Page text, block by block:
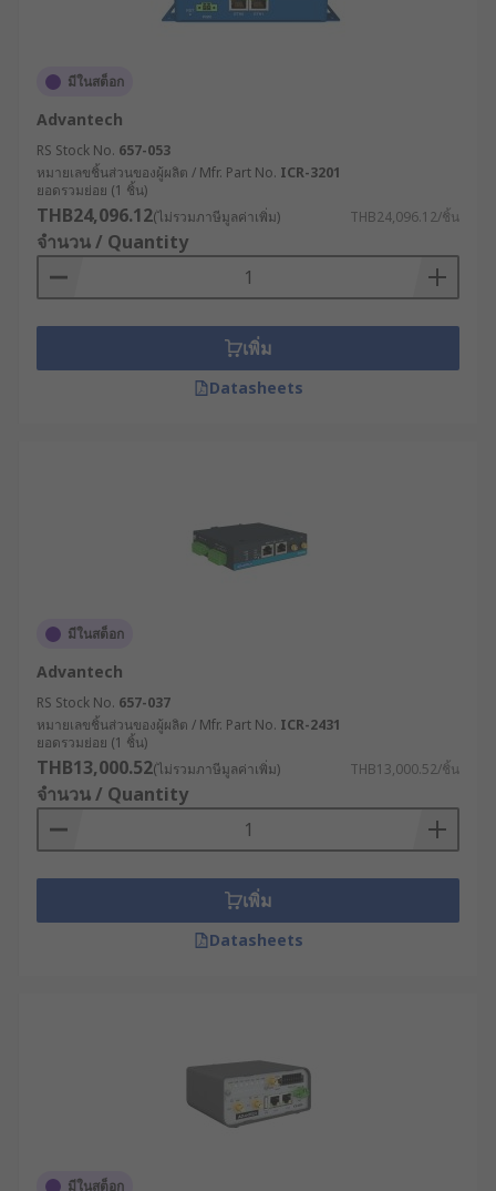
ระบบตรวจจับและป้องกันการบุกรุก
ระบบของคุณใช้โปรโตคอลเฉพาะทาง
UA ควรเลือกโมเด็ม WiFi ที่รองรับหรือสามารถ
ปรับแต่งให้ทำงานร่วมกันได้
คำนึงถึงความง่ายในการบริหารจัดการ :
พิจารณาว่าเราเตอร์มีระบบบริหารจัดการที่ใช้
งานง่ายหรือไม่ สามารถจัดการผ่านเว็บอินเท
อร์เฟซหรือซอฟต์แวร์จัดการแบบรวมศูนย์ได้หรือ
ไม่
ประเมินความคุ้มค่าในระยะยาว : นอกจากราคา
ซื้อแล้ว ควรพิจารณาต้นทุนการใช้งานตลอดอายุ
การใช้งาน (TCO) ซึ่งรวมถึงค่าบำรุงรักษา, การ
ยนต์ชั้นนำใช้เราเตอร์ 4G พร้อมระบบ VPN เพื่อ
อุตสาหกรรมเข้ากับระบบ MES (Manufacturing
Execution System) ทำให้สามารถติดตามและ
ควบคุมกระบวนการผลิตได้แบบเรียลไทม์ แม้ใน
จุดที่การเดินสายเคเบิลทำได้ยาก
พลังงานและสาธารณูปโภค : บริษัทผลิตไฟฟ้าใช้
เราเตอร์ความเร็วสูงที่มีระบบ Dual SIM เพื่อ
เชื่อมต่อกับกังหันลมที่ตั้งอยู่ในพื้นที่ห่างไกล ช่วย
ให้วิศวกรสามารถตรวจสอบประสิทธิภาพการ
ทำงานและทำการบำรุงรักษาเชิงป้องกันได้โดย
ไม่ต้องเดินทางไปยังสถานที่จริง
เกษตรกรรมสมัยใหม่ : ฟาร์มอัจฉริยะใช้เราเตอร์
กระจายสัญญาณ WiFi เพื่อเชื่อมต่อกับเซ็นเซอร์ที่
มีในสต็อก
Advantech
RS Stock No. 657-053
หมายเลขชิ้นส่วนของผู้ผลิต / Mfr. Part No. ICR-3201
ยอดรวมย่อย (1 ชิ้น)
THB24,096.12(ไม่รวมภาษีมูลค่าเพิ่ม) THB24,096.12/ชิ้น
จำนวน / Quantity
เพิ่ม
Datasheets
มีในสต็อก
Advantech
RS Stock No. 657-037
หมายเลขชิ้นส่วนของผู้ผลิต / Mfr. Part No. ICR-2431
ยอดรวมย่อย (1 ชิ้น)
THB13,000.52(ไม่รวมภาษีมูลค่าเพิ่ม) THB13,000.52/ชิ้น
จำนวน / Quantity
เพิ่ม
Datasheets
มีในสต็อก